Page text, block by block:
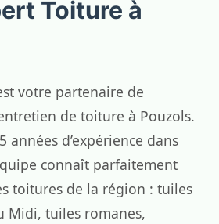
Toiture à
votre partenaire de
de toiture à Pouzols.
années d’expérience dans
connaît parfaitement
toitures de la région : tuiles
Midi, tuiles romanes,